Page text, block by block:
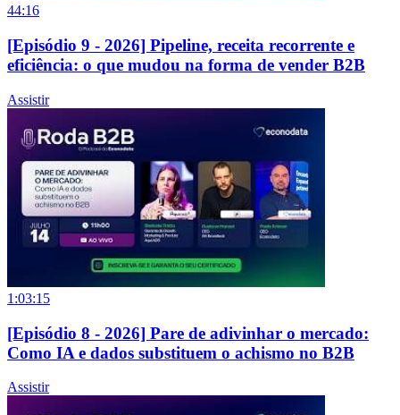
44:16
[Episódio 9 - 2026] Pipeline, receita recorrente e
eficiência: o que mudou na forma de vender B2B
Assistir
1:03:15
[Episódio 8 - 2026] Pare de adivinhar o mercado:
Como IA e dados substituem o achismo no B2B
Assistir